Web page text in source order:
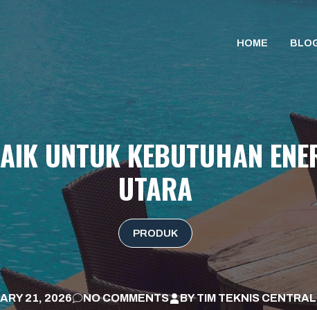
HOME
UNTUK KEBUTUHAN
UTARA
PRODUK
21, 2026 NO COMMENTS BYTIM TEKNIS